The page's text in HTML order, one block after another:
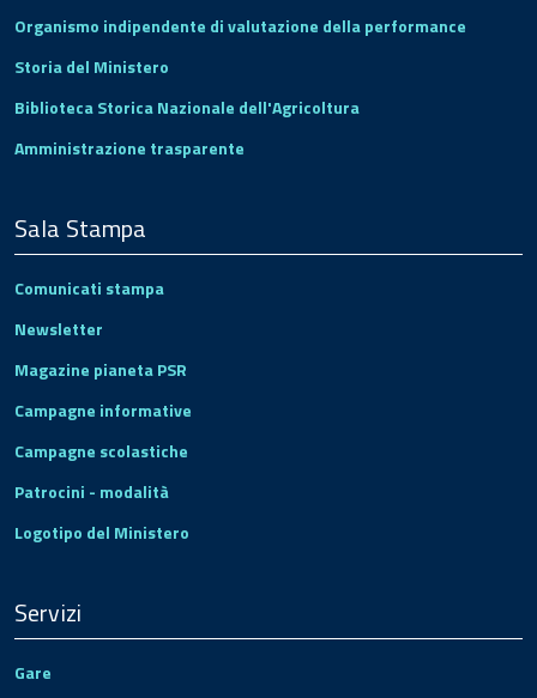
Organismo indipendente di valutazione della performance
Storia del Ministero
Biblioteca Storica Nazionale dell'Agricoltura
Amministrazione trasparente
Sala Stampa
Comunicati stampa
Newsletter
Magazine pianeta PSR
Campagne informative
Campagne scolastiche
Patrocini - modalità
Logotipo del Ministero
Servizi
Gare